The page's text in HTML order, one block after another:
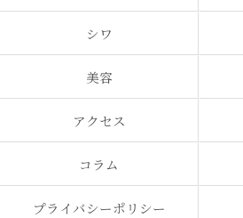
シワ
美容
アクセス
コラム
プライバシーポリシー